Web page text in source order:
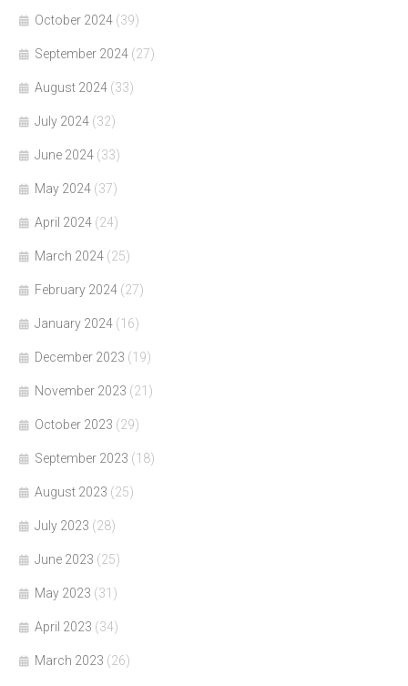
October 2024 (39)
September 2024 (27)
August 2024 (33)
July 2024 (32)
June 2024 (33)
May 2024 (37)
April 2024 (24)
March 2024 (25)
February 2024 (27)
January 2024 (16)
December 2023 (19)
November 2023 (21)
October 2023 (29)
September 2023 (18)
August 2023 (25)
July 2023 (28)
June 2023 (25)
May 2023 (31)
April 2023 (34)
March 2023 (26)